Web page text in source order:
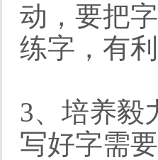
动，要把
练字，有
3、培养毅
写好字需